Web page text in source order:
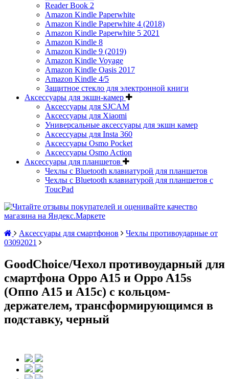
Reader Book 2
Amazon Kindle Paperwhite
Amazon Kindle Paperwhite 4 (2018)
Amazon Kindle Paperwhite 5 2021
Amazon Kindle 8
Amazon Kindle 9 (2019)
Amazon Kindle Voyage
Amazon Kindle Oasis 2017
Amazon Kindle 4/5
Защитное стекло для электронной книги
Аксессуары для экшн-камер
Аксессуары для SJCAM
Аксессуары для Xiaomi
Универсальные аксессуары для экшн камер
Аксессуары для Insta 360
Аксессуары Osmo Pocket
Аксессуары Osmo Action
Аксессуары для планшетов
Чехлы с Bluetooth клавиатурой для планшетов
Чехлы с Bluetooth клавиатурой для планшетов с
ToucPad
Аксессуары для смартфонов
Чехлы противоударные от
03092021
GoodChoice/Чехол противоударный для
смартфона Oppo A15 и Oppo A15s
(Оппо А15 и А15с) с кольцом-
держателем, трансформирующимся в
подставку, черный